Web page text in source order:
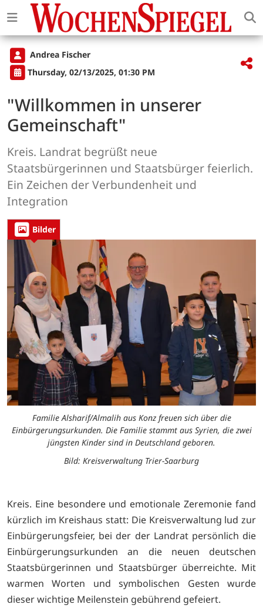
Andrea Fischer
Thursday, 02/13/2025, 01:30 PM
"Willkommen in unserer
Gemeinschaft"
Kreis. Landrat begrüßt neue
Staatsbürgerinnen und Staatsbürger feierlich.
Ein Zeichen der Verbundenheit und
Integration
Bilder
Familie Alsharif/Almalih aus Konz freuen sich über die
Einbürgerungsurkunden. Die Familie stammt aus Syrien, die zwei
jüngsten Kinder sind in Deutschland geboren.
Bild: Kreisverwaltung Trier-Saarburg
Kreis. Eine besondere und emotionale Zeremonie fand
kürzlich im Kreishaus statt: Die Kreisverwaltung lud zur
Einbürgerungsfeier, bei der der Landrat persönlich die
Einbürgerungsurkunden an die neuen deutschen
Staatsbürgerinnen und Staatsbürger überreichte. Mit
warmen Worten und symbolischen Gesten wurde
dieser wichtige Meilenstein gebührend gefeiert.